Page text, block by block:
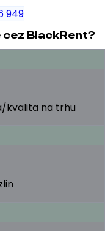
949
cez BlackRent?
kvalita na trhu